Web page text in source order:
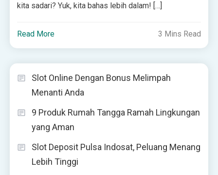
kita sadari? Yuk, kita bahas lebih dalam! […]
Read More 3 Mins Read
Slot Online Dengan Bonus Melimpah
Menanti Anda
9 Produk Rumah Tangga Ramah Lingkungan
yang Aman
Slot Deposit Pulsa Indosat, Peluang Menang
Lebih Tinggi